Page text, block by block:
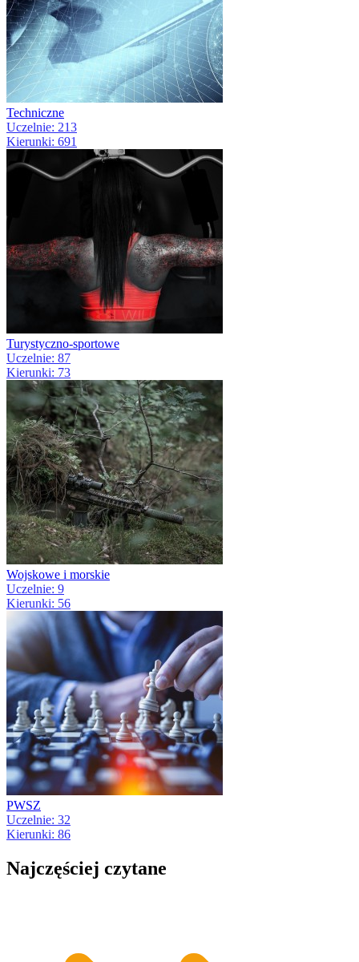
Techniczne
Uczelnie: 213
Kierunki: 691
Turystyczno-sportowe
Uczelnie: 87
Kierunki: 73
Wojskowe i morskie
Uczelnie: 9
Kierunki: 56
PWSZ
Uczelnie: 32
Kierunki: 86
Najczęściej czytane